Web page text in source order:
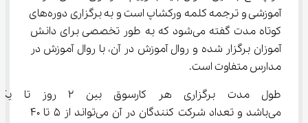
آموزشی و ترجمه کلمه ورکشاپ است و به برگزاری دوره‌های
کوتاه مدت گفته می‌شود که به طور تخصصی برای دانش
آموزان برگزار شده و روال آموزش در آن، با روال آموزش در
مدارس متفاوت است.
طول مدت برگزاری هر کارسوق